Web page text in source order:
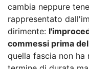
cambia neppure
rappresentato
dirimente:
commessi prima
quella fascia non ha